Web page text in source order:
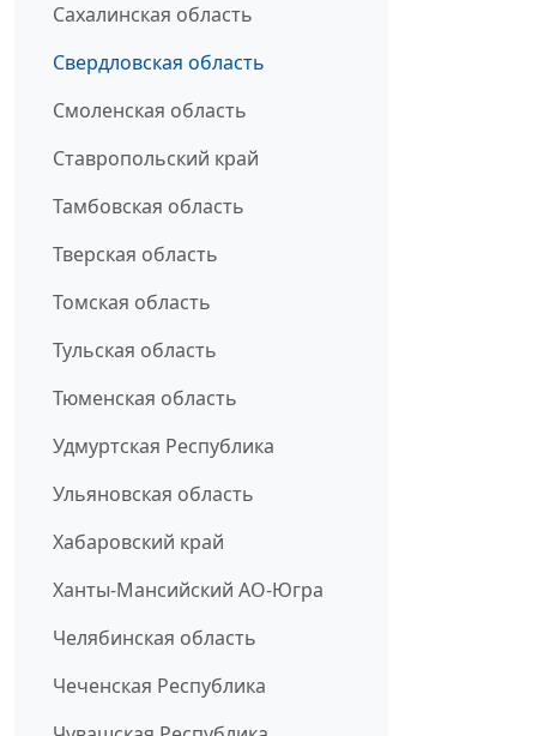
Сахалинская область
Свердловская область
Смоленская область
Ставропольский край
Тамбовская область
Тверская область
Томская область
Тульская область
Тюменская область
Удмуртская Республика
Ульяновская область
Хабаровский край
Ханты-Мансийский АО-Югра
Челябинская область
Чеченская Республика